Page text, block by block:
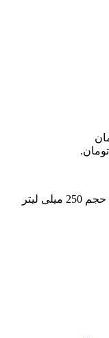
تومان
شامپو ضد ریزش مو آلپسین مدل coffein c1 حجم 250 میلی لیتر